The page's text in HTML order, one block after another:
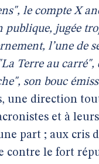
le compte X
publique, jugée
l’une de
Terre au carré",
son bouc
une direction
et à
part ; aux cris
contre le fort